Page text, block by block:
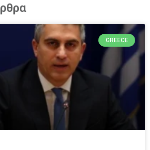
GREECE